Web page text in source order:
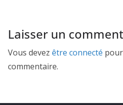
Laisser un
Vous devez être connecté
commentaire.